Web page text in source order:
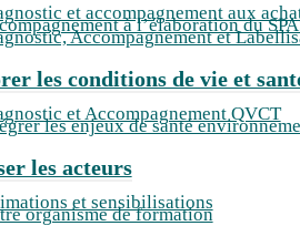
et accompagnement aux
à l’élaboration du
Accompagnement et
les conditions de vie et
et Accompagnement QVCT
les enjeux de santé
les acteurs
et sensibilisations
organisme de formation